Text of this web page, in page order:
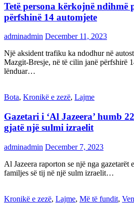
Tetë persona kërkojnë ndihmë
përfshinë 14 automjete
adminadmin December 11, 2023
Një aksident trafiku ka ndodhur në
Mazgit-Bresje, në të cilin janë përfshirë
lënduar…
Bota, Kronikë e zezë, Lajme
Gazetari i ‘Al Jazeera’ humb
gjatë një sulmi izraelit
adminadmin December 7, 2023
Al Jazeera raporton se një nga gazetarët
familjes së tij në një sulm izraelit…
Kronikë e zezë, Lajme, Më të fundit,